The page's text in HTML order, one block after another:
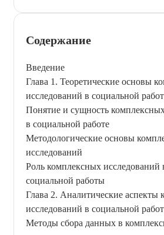
Содержание
Введение
Глава 1. Теоретические основы
исследований в социальной
Понятие и сущность
в социальной работе
Методологические основы
исследований
Роль комплексных исследований
социальной работы
Глава 2. Аналитические аспекты
исследований в социальной
Методы сбора данных в